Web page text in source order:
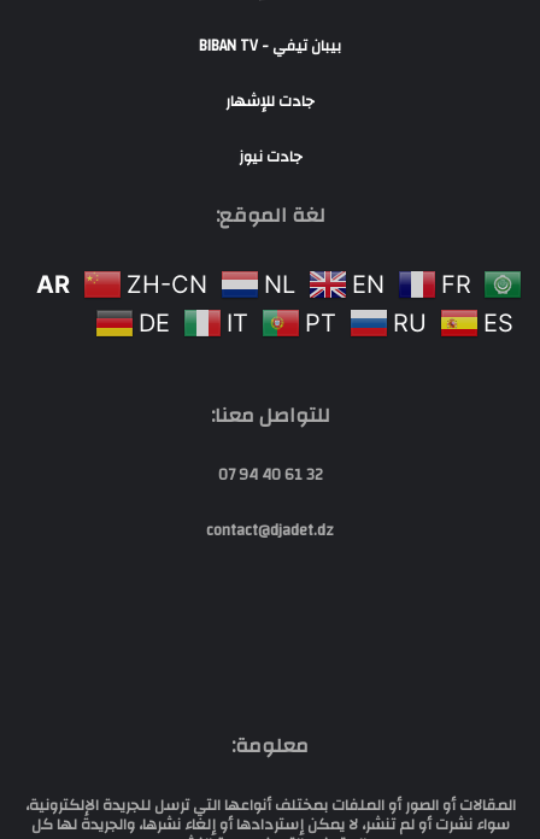
بيبان تيفي - BIBAN TV
جادت للإشهار
جادت نيوز
لغة الموقع:
AR ZH-CN NL EN
FR
DE
IT PT RU ES
للتواصل معنا:
32 61 40 94 07
contact@djadet.dz
معلومة:
المقالات أو الصور أو الملفات بمختلف أنواعها التي ترسل للجريدة الإلكترونية،
سواء نشرت أو لم تنشر، لا يمكن إستردادها أو إلغاء نشرها، والجريدة لها كل